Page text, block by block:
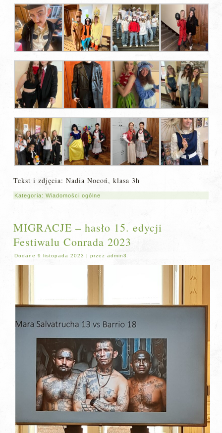
Tekst i zdjęcia: Nadia Nocoń, klasa 3h
Kategoria:Wiadomości ogólne
MIGRACJE – hasło 15. edycji
Festiwalu Conrada 2023
Dodane 9 listopada 2023 |przez admin3